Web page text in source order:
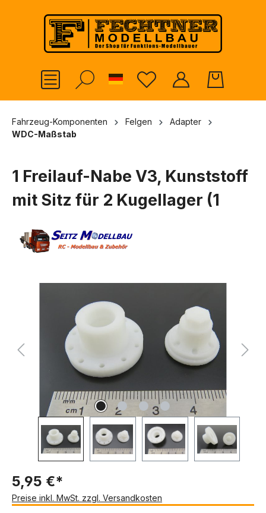
springen
German
Fahrzeug-Komponenten Felgen
Adapter
WDC-Maßstab
1 Freilauf-Nabe V3, Kunststoff
mit Sitz für 2 Kugellager (1
5,95 €*
Preise inkl. MwSt. zzgl. Versandkosten